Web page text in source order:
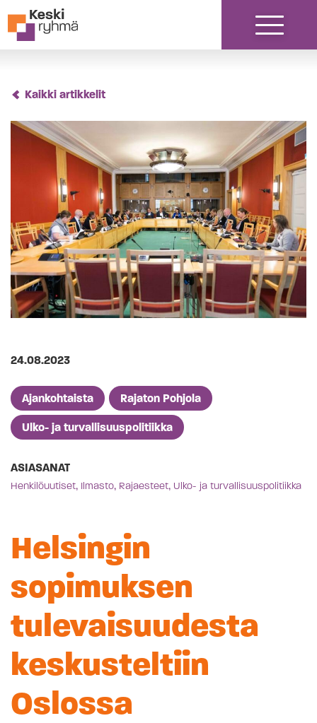
Siirry sisältöön
Kaikki artikkelit
Julkaistu
24.08.2023
Artikkelien kategoriat
Ajankohtaista Rajaton Pohjola
Ulko- ja turvallisuuspolitiikka
ASIASANAT
Henkilöuutiset, Ilmasto, Rajaesteet, Ulko- ja turvallisuuspolitiikka
Helsingin
sopimuksen
tulevaisuudesta
keskusteltiin
Oslossa